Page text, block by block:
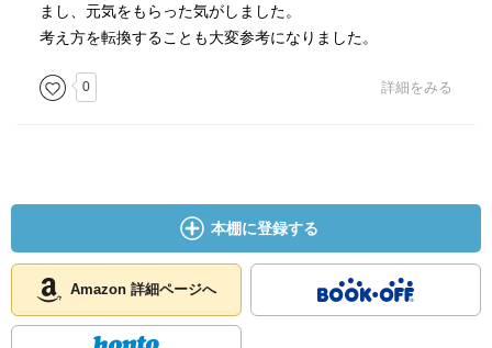
まし、元気をもらった気がしました。
考え方を転換することも大変参考になりました。
0 詳細をみる
本棚に登録する
Amazon 詳細ページへ